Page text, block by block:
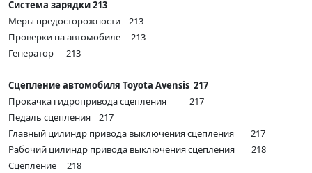
Система зарядки 213
Меры предосторожности 213
Проверки на автомобиле 213
Генератор 213
Сцепление автомобиля Toyota Avensis 217
Прокачка гидропривода сцепления 217
Педаль сцепления 217
Главный цилиндр привода выключения сцепления 217
Рабочий цилиндр привода выключения сцепления 218
Сцепление 218